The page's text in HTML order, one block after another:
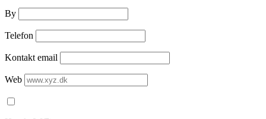
By
Telefon
Kontakt email
Web